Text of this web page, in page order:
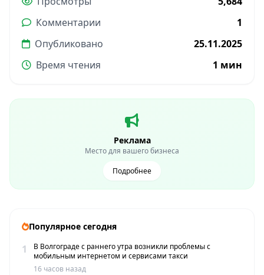
Комментарии
1
Опубликовано
25.11.2025
Время чтения
1 мин
Реклама
Место для вашего бизнеса
Подробнее
Популярное сегодня
1
В Волгограде с раннего утра возникли проблемы с
мобильным интернетом и сервисами такси
16 часов назад